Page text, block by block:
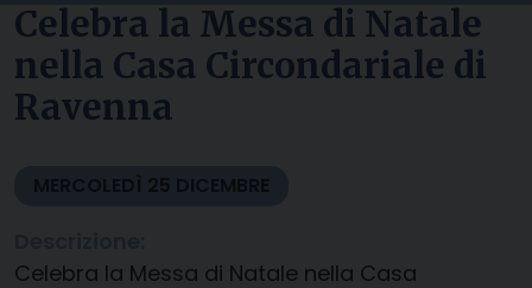
Celebra la Messa di Natale
nella Casa Circondariale di
Ravenna
MERCOLEDÌ 25 DICEMBRE
Celebra la Messa di Natale nella Casa